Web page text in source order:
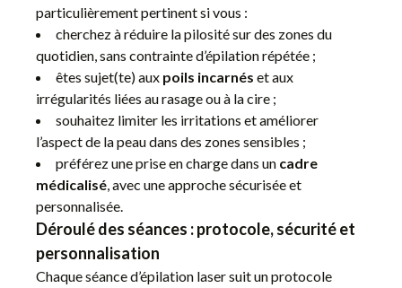
particulièrement pertinent si vous :
cherchez à réduire la pilosité sur des zones du
quotidien, sans contrainte d’épilation répétée ;
êtes sujet(te) aux poils incarnés et aux
irrégularités liées au rasage ou à la cire ;
souhaitez limiter les irritations et améliorer
l’aspect de la peau dans des zones sensibles ;
préférez une prise en charge dans un cadre
médicalisé, avec une approche sécurisée et
personnalisée.
Déroulé des séances : protocole, sécurité et
personnalisation
Chaque séance d’épilation laser suit un protocole